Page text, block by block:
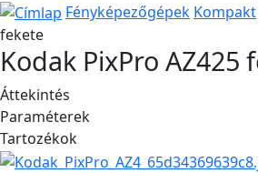
Fényképezőgépek Kompakt
fekete
Kodak PixPro AZ425
Áttekintés
Paraméterek
Tartozékok